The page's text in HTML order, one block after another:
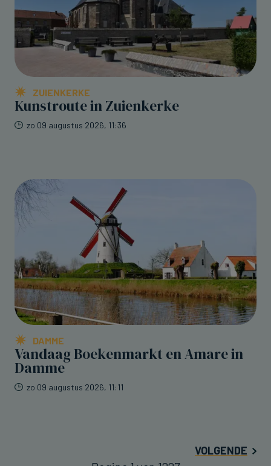
ZUIENKERKE
Kunstroute in Zuienkerke
zo 09 augustus 2026, 11:36
DAMME
Vandaag Boekenmarkt en Amare in
Damme
zo 09 augustus 2026, 11:11
VOLGENDE